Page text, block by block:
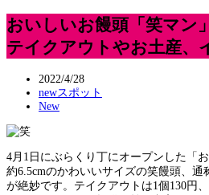
おいしいお饅頭「笑マン
テイクアウトやお土産、
2022/4/28
newスポット
New
4月1日にぶらくり丁にオープンした「
約6.5cmのかわいいサイズの笑饅頭、
が絶妙です。テイクアウトは1個130円